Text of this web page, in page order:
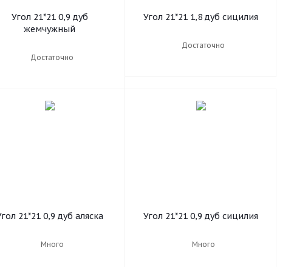
Угол 21*21 0,9 дуб
жемчужный
Достаточно
Угол 21*21 1,8 дуб сицилия
Достаточно
21*21 0,9 дуб аляска
Много
Угол 21*21 0,9 дуб сицилия
Много